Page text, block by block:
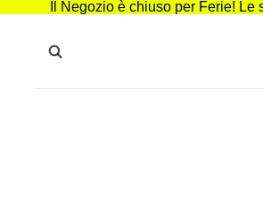
Il Negozio è chiuso per Ferie!